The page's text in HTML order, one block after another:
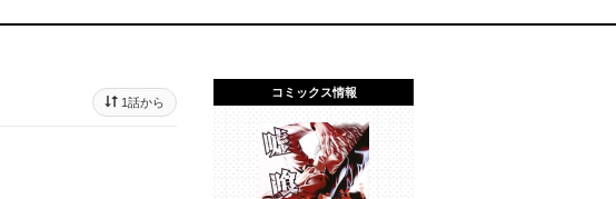
1話から
コミックス情報